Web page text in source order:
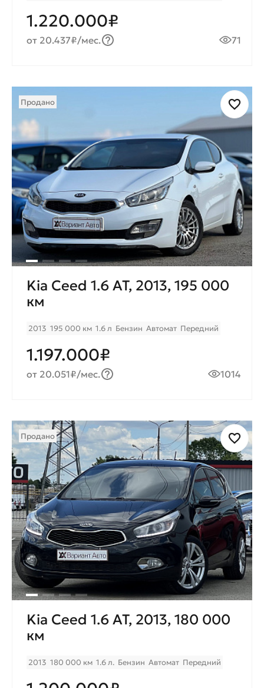
1.220.000₽
от 20.437₽/мес. 71
Продано
Kia Ceed 1.6 AT, 2013, 195 000
км
2013 195 000 км 1.6 л Бензин Автомат Передний
1.197.000₽
от 20.051₽/мес. 1014
Продано
Kia Ceed 1.6 AT, 2013, 180 000
км
2013 180 000 км 1.6 л. Бензин Автомат Передний